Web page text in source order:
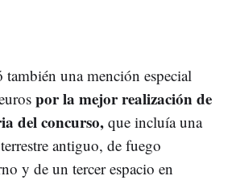
una mención especial
por la mejor realización de
del concurso, que incluía una
antiguo, de fuego
y de un tercer espacio en